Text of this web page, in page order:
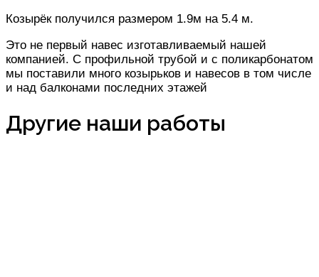
Козырёк получился размером 1.9м на 5.4 м.
Это не первый навес изготавливаемый нашей
компанией. С профильной трубой и с поликарбонатом
мы поставили много козырьков и навесов в том числе
и над балконами последних этажей
Другие наши работы